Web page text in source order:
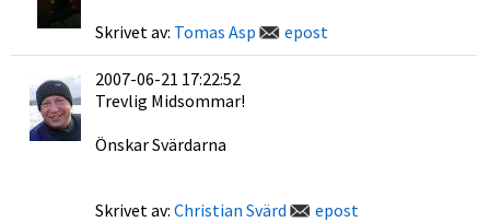
Skrivet av: Tomas Asp epost
2007-06-21 17:22:52
Trevlig Midsommar!
Önskar Svärdarna
Skrivet av: Christian Svärd epost